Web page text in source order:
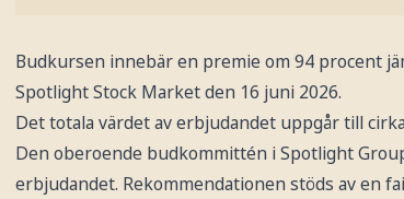
Budkursen innebär en premie om 94 procent
Spotlight Stock Market den 16 juni 2026.
Det totala värdet av erbjudandet uppgår till
Den oberoende budkommittén i Spotlight
erbjudandet. Rekommendationen stöds av en